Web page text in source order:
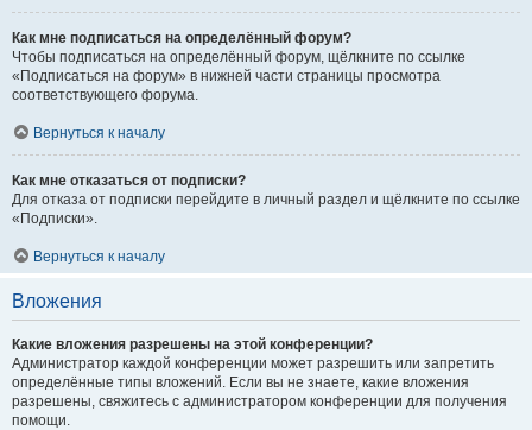
Как мне подписаться на определённый форум?
Чтобы подписаться на определённый форум, щёлкните по ссылке
«Подписаться на форум» в нижней части страницы просмотра
соответствующего форума.
Вернуться к началу
Как мне отказаться от подписки?
Для отказа от подписки перейдите в личный раздел и щёлкните по ссылке
«Подписки».
Вернуться к началу
Вложения
Какие вложения разрешены на этой конференции?
Администратор каждой конференции может разрешить или запретить
определённые типы вложений. Если вы не знаете, какие вложения
разрешены, свяжитесь с администратором конференции для получения
помощи.